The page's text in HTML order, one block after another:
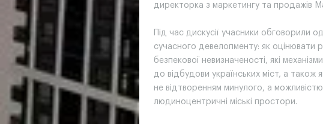
директорка з маркетингу та продажів
Під час дискусії учасники обговорили
сучасного девелопменту: як оцінювати
безпекової невизначеності, які
до відбудови українських міст, а також
не відтворенням минулого, а
людиноцентричні міські простори.